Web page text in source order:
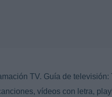
TV. Guía de
vídeos con letra,